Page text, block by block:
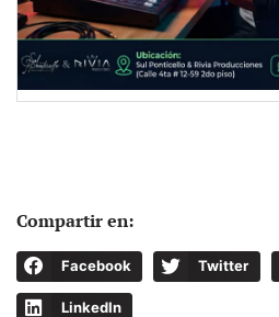
Compartir en:
Facebook Twitter
LinkedIn